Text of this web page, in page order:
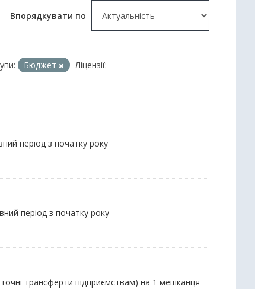
Впорядкувати по
Бюджет
Ліцензії:
період з початку року
період з початку року
трансферти підприємствам) на 1 мешканця